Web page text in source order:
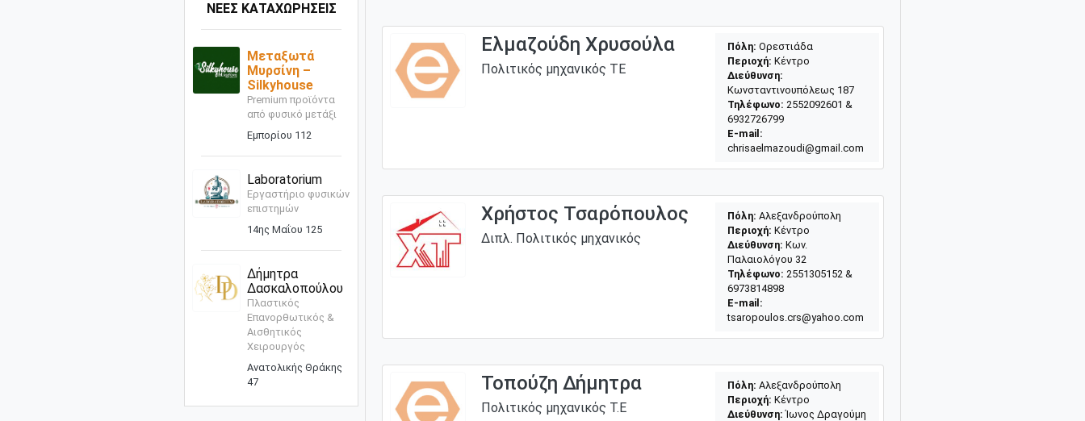
ΝΕΕΣ ΚΑΤΑΧΩΡΗΣΕΙΣ
Μεταξωτά
Μυρσίνη –
Silkyhouse
Premium προϊόντα
από φυσικό μετάξι
Εμπορίου 112
Laboratorium
Εργαστήριο φυσικών
επιστημών
14ης Μαΐου 125
Δήμητρα
Δασκαλοπούλου
Πλαστικός
Επανορθωτικός &
Αισθητικός
Χειρουργός
Ανατολικής Θράκης
47
Ελμαζούδη Χρυσούλα
Πολιτικός μηχανικός ΤΕ
Πόλη: Ορεστιάδα
Περιοχή: Κέντρο
Διεύθυνση:
Κωνσταντινουπόλεως 187
Τηλέφωνο: 2552092601 &
6932726799
E-mail:
chrisaelmazoudi@gmail.com
Χρήστος Τσαρόπουλος
Διπλ. Πολιτικός μηχανικός
Πόλη: Αλεξανδρούπολη
Περιοχή: Κέντρο
Διεύθυνση: Κων.
Παλαιολόγου 32
Τηλέφωνο: 2551305152 &
6973814898
E-mail:
tsaropoulos.crs@yahoo.com
Τοπούζη Δήμητρα
Πολιτικός μηχανικός Τ.Ε
Πόλη: Αλεξανδρούπολη
Περιοχή: Κέντρο
Διεύθυνση: Ίωνος Δραγούμη